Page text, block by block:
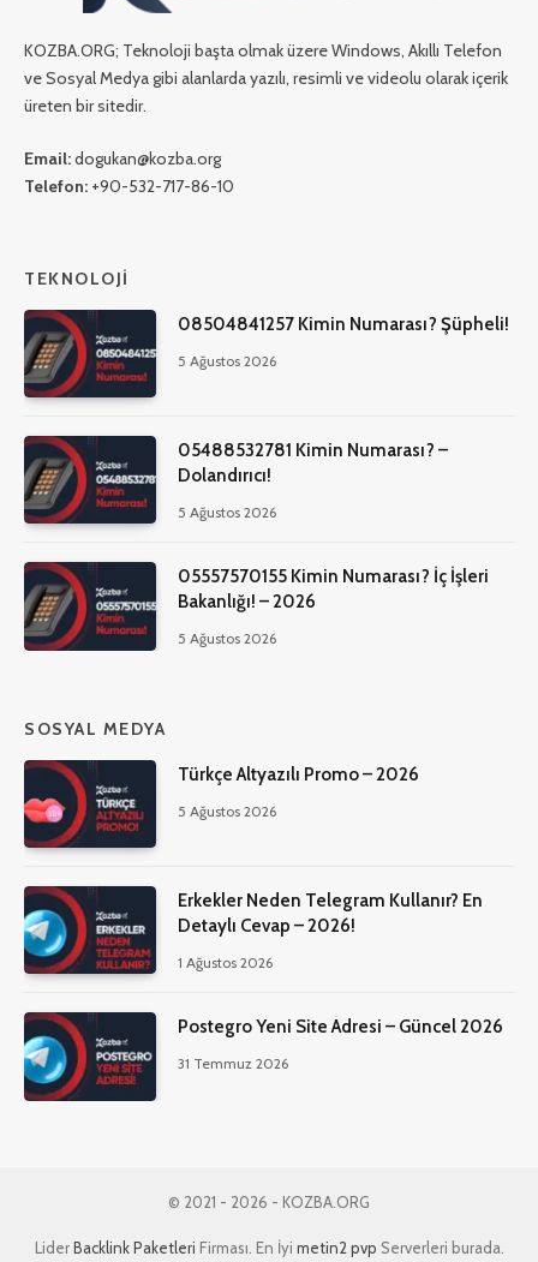
KOZBA.ORG; Teknoloji başta olmak üzere Windows, Akıllı Telefon
ve Sosyal Medya gibi alanlarda yazılı, resimli ve videolu olarak içerik
üreten bir sitedir.
Email:dogukan@kozba.org
Telefon: +90-532-717-86-10
TEKNOLOJI
08504841257 Kimin Numarası? Şüpheli!
5 Ağustos 2026
05488532781 Kimin Numarası? –
Dolandırıcı!
5 Ağustos 2026
05557570155 Kimin Numarası? İç İşleri
Bakanlığı! – 2026
5 Ağustos 2026
SOSYAL MEDYA
Türkçe Altyazılı Promo – 2026
5 Ağustos 2026
Erkekler Neden Telegram Kullanır? En
Detaylı Cevap – 2026!
1 Ağustos 2026
Postegro Yeni Site Adresi – Güncel 2026
31 Temmuz 2026
© 2021 - 2026 - KOZBA.ORG
LiderBacklink Paketleri Firması. En İyi metin2 pvp Serverleri burada.